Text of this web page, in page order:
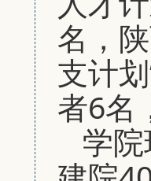
名，
支计
者6名
学